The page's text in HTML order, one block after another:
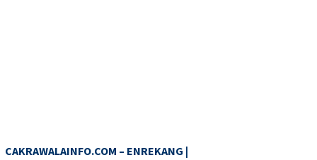
CAKRAWALAINFO.COM – ENREKANG |